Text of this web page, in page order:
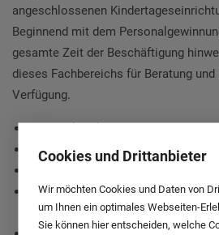
Cookies und Drittanbieter
Wir möchten Cookies und Daten von
um Ihnen ein optimales Webseiten-
Sie können hier entscheiden, welche
angeschlossenen
Beginnend mit dem
gesamte Zeit der Beschäftigung
dieses Fachbereichs für Beratung und
Verfügung.
Personalmarketing & Recruiting
Bewerbermanagement
Durchführung von
Einrichtungsleitungsstellen